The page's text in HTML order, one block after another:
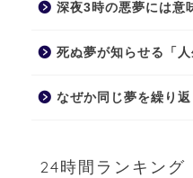
深夜3時の悪夢には意
死ぬ夢が知らせる「人
なぜか同じ夢を繰り
24時間ランキング